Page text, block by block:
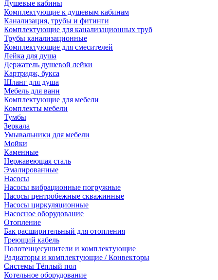
Душевые кабины
Комплектующие к душевым кабинам
Канализация, трубы и фитинги
Комплектующие для канализационных труб
Трубы канализационные
Комплектующие для смесителей
Лейка для душа
Держатель душевой лейки
Картридж, букса
Шланг для душа
Мебель для ванн
Комплектующие для мебели
Комплекты мебели
Тумбы
Зеркала
Умывальники для мебели
Мойки
Каменные
Нержавеющая сталь
Эмалированные
Насосы
Насосы вибрационные погружные
Насосы центробежные скважинные
Насосы циркуляционные
Насосное оборудование
Отопление
Бак расширительный для отопления
Греющий кабель
Полотенцесушители и комплектующие
Радиаторы и комплектующие / Конвекторы
Системы Тёплый пол
Котельное оборудование